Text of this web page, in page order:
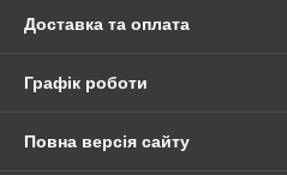
Доставка та оплата
Графік роботи
Повна версія сайту